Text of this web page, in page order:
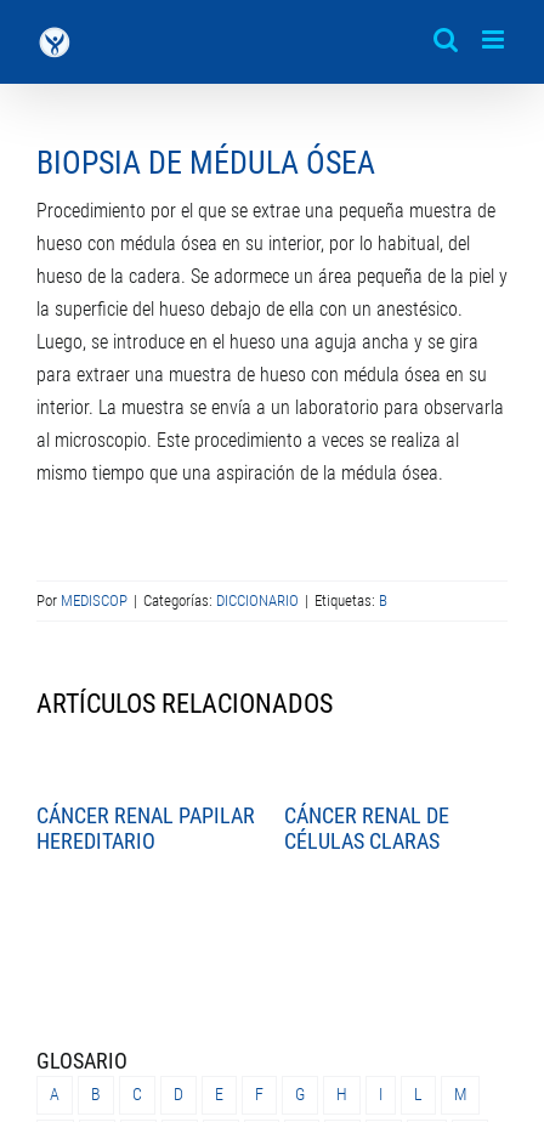
contenido
BIOPSIA DE MÉDULA ÓSEA
Procedimiento por el que se extrae una pequeña muestra de
hueso con médula ósea en su interior, por lo habitual, del
hueso de la cadera. Se adormece un área pequeña de la piel y
la superficie del hueso debajo de ella con un anestésico.
Luego, se introduce en el hueso una aguja ancha y se gira
para extraer una muestra de hueso con médula ósea en su
interior. La muestra se envía a un laboratorio para observarla
al microscopio. Este procedimiento a veces se realiza al
mismo tiempo que una aspiración de la médula ósea.
Por MEDISCOP | Categorías: DICCIONARIO | Etiquetas: B
ARTÍCULOS RELACIONADOS
CÁNCER RENAL PAPILAR
HEREDITARIO
CÁNCER RENAL DE
CÉLULAS CLARAS
GLOSARIO
A B C D E F G H I L M